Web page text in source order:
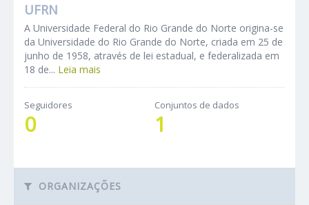
UFRN
A Universidade Federal do Rio Grande do Norte origina-se
da Universidade do Rio Grande do Norte, criada em 25 de
junho de 1958, através de lei estadual, e federalizada em
18 de... Leia mais
Seguidores
0
Conjuntos de dados
1
ORGANIZAÇÕES